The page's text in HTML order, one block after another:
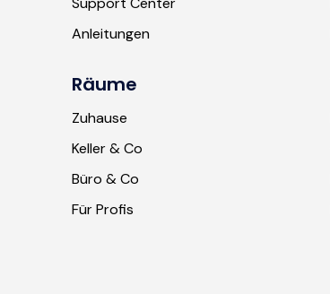
Anleitungen
Räume
Zuhause
Keller & Co
Büro & Co
Für Profis